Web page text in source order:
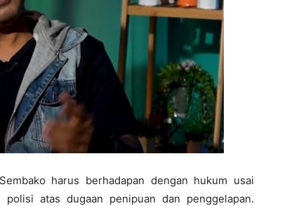
harus berhadapan dengan hukum usai
atas dugaan penipuan dan penggelapan.